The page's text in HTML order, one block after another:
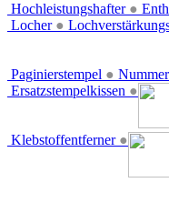
Hochleistungshafter ●
Locher ●
Paginierstempel ●
Ersatzstempelkissen ●
Klebstoffentferner ●